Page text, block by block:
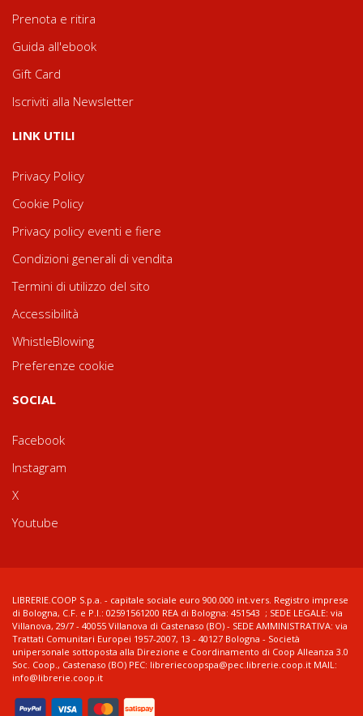
Prenota e ritira
Guida all'ebook
Gift Card
Iscriviti alla Newsletter
LINK UTILI
Privacy Policy
Cookie Policy
Privacy policy eventi e fiere
Condizioni generali di vendita
Termini di utilizzo del sito
Accessibilità
WhistleBlowing
Preferenze cookie
SOCIAL
Facebook
Instagram
X
Youtube
LIBRERIE.COOP S.p.a. - capitale sociale euro 900.000 int.vers. Registro imprese
di Bologna, C.F. e P.I.: 02591561200 REA di Bologna: 451543 ; SEDE LEGALE: via
Villanova, 29/7 - 40055 Villanova di Castenaso (BO) - SEDE AMMINISTRATIVA: via
Trattati Comunitari Europei 1957-2007, 13 - 40127 Bologna - Società
unipersonale sottoposta alla Direzione e Coordinamento di Coop Alleanza 3.0
Soc. Coop., Castenaso (BO) PEC: libreriecoopspa@pec.librerie.coop.it MAIL:
info@librerie.coop.it